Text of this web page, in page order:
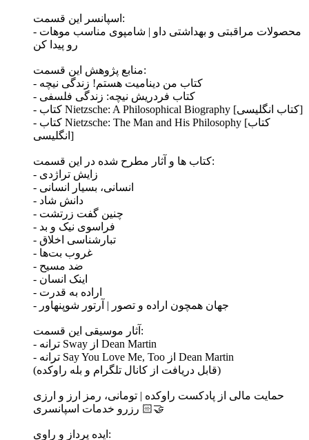
اسپانسر این قسمت:
- محصولات مراقبتی و بهداشتی داو | شامپوی مناسب موهات
رو پیدا کن
منابع پژوهش این قسمت:
- کتاب من دینامیت هستم! زندگی نیچه
- کتاب فردریش نیچه: زندگی فلسفی
- کتاب Nietzsche: A Philosophical Biography [کتاب انگلیسی]
- کتاب Nietzsche: The Man and His Philosophy [کتاب
انگلیسی]
کتاب ها و آثار مطرح شده در این قسمت:
- زایش تراژدی
- انسانی، بسیار انسانی
- دانش شاد
- چنین گفت زرتشت
- فراسوی نیک و بد
- تبارشناسی اخلاق
- غروب بت‌ها
- ضد مسیح
- اینک انسان
- اراده به قدرت
- جهان همچون اراده و تصور | آرتور شوپنهاور
آثار موسیقی این قسمت:
- ترانه Sway از Dean Martin
- ترانه Say You Love Me, Too از Dean Martin
(قابل دریافت از کانال تلگرام و بله راوکده)
حمایت مالی از پادکست راوکده | تومانی، رمز ارز و ارزی
رزرو خدمات اسپانسری 🤝🏻
ایده پرداز و راوی: